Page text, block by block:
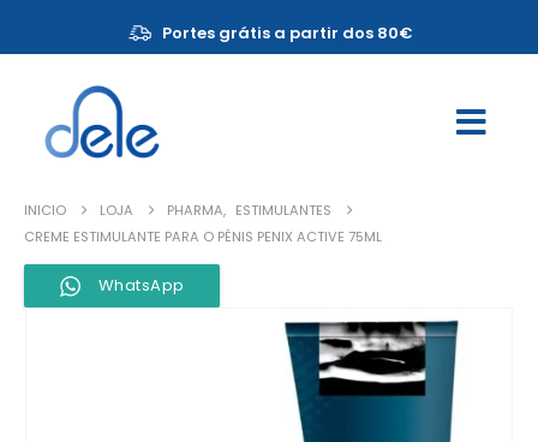
Portes grátis a partir dos 80€
INICIO LOJA PHARMA, ESTIMULANTES
CREME ESTIMULANTE PARA O PÉNIS PENIX ACTIVE 75ML
WhatsApp